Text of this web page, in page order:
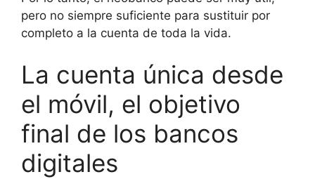
pero no siempre suficiente para sustituir por
completo a la cuenta de toda la vida.
La cuenta única desde
el móvil, el objetivo
final de los bancos
digitales